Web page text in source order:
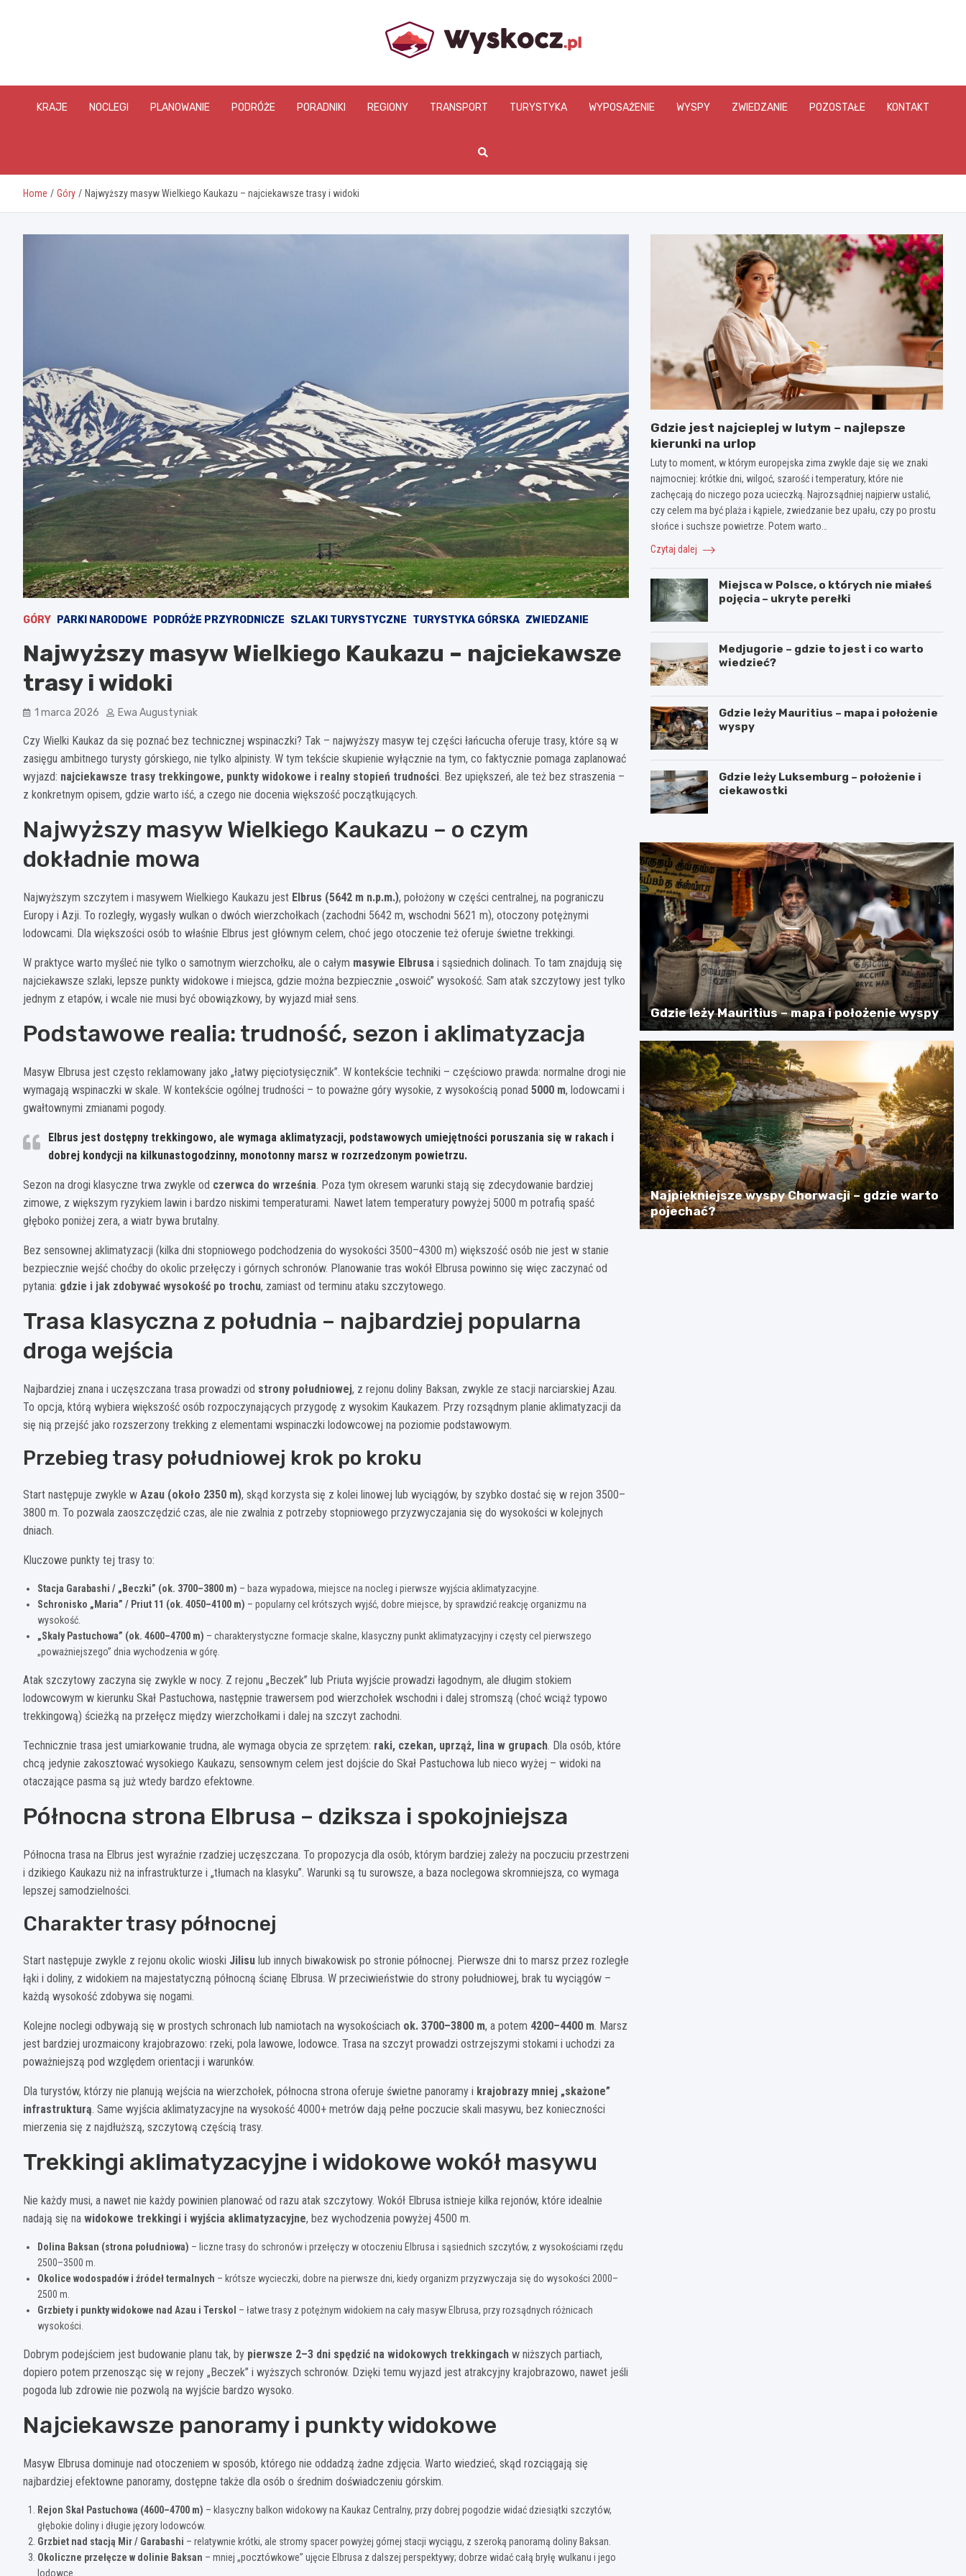
www.wyskocz.pl
KRAJE NOCLEGI PLANOWANIE PODRÓŻE PORADNIKI REGIONY TRANSPORT TURYSTYKA WYPOSAŻENIE WYSPY ZWIEDZANIE POZOSTAŁE KONTAKT
Home Góry Najwyższy masyw Wielkiego Kaukazu – najciekawsze trasy i widoki
GÓRY PARKI NARODOWE PODRÓŻE PRZYRODNICZE SZLAKI TURYSTYCZNE TURYSTYKA GÓRSKA ZWIEDZANIE
Najwyższy masyw Wielkiego Kaukazu – najciekawsze
trasy i widoki
1 marca 2026 Ewa Augustyniak
Czy Wielki Kaukaz da się poznać bez technicznej wspinaczki? Tak – najwyższy masyw tej części łańcucha oferuje trasy, które są w
zasięgu ambitnego turysty górskiego, nie tylko alpinisty. W tym tekście skupienie wyłącznie na tym, co faktycznie pomaga zaplanować
wyjazd: najciekawsze trasy trekkingowe, punkty widokowe i realny stopień trudności. Bez upiększeń, ale też bez straszenia –
z konkretnym opisem, gdzie warto iść, a czego nie docenia większość początkujących.
Najwyższy masyw Wielkiego Kaukazu – o czym
dokładnie mowa
Najwyższym szczytem i masywem Wielkiego Kaukazu jest Elbrus (5642 m n.p.m.), położony w części centralnej, na pograniczu
Europy i Azji. To rozległy, wygasły wulkan o dwóch wierzchołkach (zachodni 5642 m, wschodni 5621 m), otoczony potężnymi
lodowcami. Dla większości osób to właśnie Elbrus jest głównym celem, choć jego otoczenie też oferuje świetne trekkingi.
W praktyce warto myśleć nie tylko o samotnym wierzchołku, ale o całym masywie Elbrusa i sąsiednich dolinach. To tam znajdują się
najciekawsze szlaki, lepsze punkty widokowe i miejsca, gdzie można bezpiecznie „oswoić” wysokość. Sam atak szczytowy jest tylko
jednym z etapów, i wcale nie musi być obowiązkowy, by wyjazd miał sens.
Podstawowe realia: trudność, sezon i aklimatyzacja
Masyw Elbrusa jest często reklamowany jako „łatwy pięciotysięcznik”. W kontekście techniki – częściowo prawda: normalne drogi nie
wymagają wspinaczki w skale. W kontekście ogólnej trudności – to poważne góry wysokie, z wysokością ponad 5000 m, lodowcami i
gwałtownymi zmianami pogody.
Elbrus jest dostępny trekkingowo, ale wymaga aklimatyzacji, podstawowych umiejętności poruszania się w rakach i
dobrej kondycji na kilkunastogodzinny, monotonny marsz w rozrzedzonym powietrzu.
Sezon na drogi klasyczne trwa zwykle od czerwca do września. Poza tym okresem warunki stają się zdecydowanie bardziej
zimowe, z większym ryzykiem lawin i bardzo niskimi temperaturami. Nawet latem temperatury powyżej 5000 m potrafią spaść
głęboko poniżej zera, a wiatr bywa brutalny.
Bez sensownej aklimatyzacji (kilka dni stopniowego podchodzenia do wysokości 3500–4300 m) większość osób nie jest w stanie
bezpiecznie wejść choćby do okolic przełęczy i górnych schronów. Planowanie tras wokół Elbrusa powinno się więc zaczynać od
pytania: gdzie i jak zdobywać wysokość po trochu, zamiast od terminu ataku szczytowego.
Trasa klasyczna z południa – najbardziej popularna
droga wejścia
Najbardziej znana i uczęszczana trasa prowadzi od strony południowej, z rejonu doliny Baksan, zwykle ze stacji narciarskiej Azau.
To opcja, którą wybiera większość osób rozpoczynających przygodę z wysokim Kaukazem. Przy rozsądnym planie aklimatyzacji da
się nią przejść jako rozszerzony trekking z elementami wspinaczki lodowcowej na poziomie podstawowym.
Przebieg trasy południowej krok po kroku
Start następuje zwykle w Azau (około 2350 m), skąd korzysta się z kolei linowej lub wyciągów, by szybko dostać się w rejon 3500–
3800 m. To pozwala zaoszczędzić czas, ale nie zwalnia z potrzeby stopniowego przyzwyczajania się do wysokości w kolejnych
dniach.
Kluczowe punkty tej trasy to:
Stacja Garabashi / „Beczki” (ok. 3700–3800 m) – baza wypadowa, miejsce na nocleg i pierwsze wyjścia aklimatyzacyjne.
Schronisko „Maria” / Priut 11 (ok. 4050–4100 m) – popularny cel krótszych wyjść, dobre miejsce, by sprawdzić reakcję organizmu na
wysokość.
„Skały Pastuchowa” (ok. 4600–4700 m) – charakterystyczne formacje skalne, klasyczny punkt aklimatyzacyjny i częsty cel pierwszego
„poważniejszego” dnia wychodzenia w górę.
Atak szczytowy zaczyna się zwykle w nocy. Z rejonu „Beczek” lub Priuta wyjście prowadzi łagodnym, ale długim stokiem
lodowcowym w kierunku Skał Pastuchowa, następnie trawersem pod wierzchołek wschodni i dalej stromszą (choć wciąż typowo
trekkingową) ścieżką na przełęcz między wierzchołkami i dalej na szczyt zachodni.
Technicznie trasa jest umiarkowanie trudna, ale wymaga obycia ze sprzętem: raki, czekan, uprząż, lina w grupach. Dla osób, które
chcą jedynie zakosztować wysokiego Kaukazu, sensownym celem jest dojście do Skał Pastuchowa lub nieco wyżej – widoki na
otaczające pasma są już wtedy bardzo efektowne.
Północna strona Elbrusa – dziksza i spokojniejsza
Północna trasa na Elbrus jest wyraźnie rzadziej uczęszczana. To propozycja dla osób, którym bardziej zależy na poczuciu przestrzeni
i dzikiego Kaukazu niż na infrastrukturze i „tłumach na klasyku”. Warunki są tu surowsze, a baza noclegowa skromniejsza, co wymaga
lepszej samodzielności.
Charakter trasy północnej
Start następuje zwykle z rejonu okolic wioski Jilisu lub innych biwakowisk po stronie północnej. Pierwsze dni to marsz przez rozległe
łąki i doliny, z widokiem na majestatyczną północną ścianę Elbrusa. W przeciwieństwie do strony południowej, brak tu wyciągów –
każdą wysokość zdobywa się nogami.
Kolejne noclegi odbywają się w prostych schronach lub namiotach na wysokościach ok. 3700–3800 m, a potem 4200–4400 m. Marsz
jest bardziej urozmaicony krajobrazowo: rzeki, pola lawowe, lodowce. Trasa na szczyt prowadzi ostrzejszymi stokami i uchodzi za
poważniejszą pod względem orientacji i warunków.
Dla turystów, którzy nie planują wejścia na wierzchołek, północna strona oferuje świetne panoramy i krajobrazy mniej „skażone”
infrastrukturą. Same wyjścia aklimatyzacyjne na wysokość 4000+ metrów dają pełne poczucie skali masywu, bez konieczności
mierzenia się z najdłuższą, szczytową częścią trasy.
Trekkingi aklimatyzacyjne i widokowe wokół masywu
Nie każdy musi, a nawet nie każdy powinien planować od razu atak szczytowy. Wokół Elbrusa istnieje kilka rejonów, które idealnie
nadają się na widokowe trekkingi i wyjścia aklimatyzacyjne, bez wychodzenia powyżej 4500 m.
Dolina Baksan (strona południowa) – liczne trasy do schronów i przełęczy w otoczeniu Elbrusa i sąsiednich szczytów, z wysokościami rzędu
2500–3500 m.
Okolice wodospadów i źródeł termalnych – krótsze wycieczki, dobre na pierwsze dni, kiedy organizm przyzwyczaja się do wysokości 2000–
2500 m.
Grzbiety i punkty widokowe nad Azau i Terskol – łatwe trasy z potężnym widokiem na cały masyw Elbrusa, przy rozsądnych różnicach
wysokości.
Dobrym podejściem jest budowanie planu tak, by pierwsze 2–3 dni spędzić na widokowych trekkingach w niższych partiach,
dopiero potem przenosząc się w rejony „Beczek” i wyższych schronów. Dzięki temu wyjazd jest atrakcyjny krajobrazowo, nawet jeśli
pogoda lub zdrowie nie pozwolą na wyjście bardzo wysoko.
Najciekawsze panoramy i punkty widokowe
Masyw Elbrusa dominuje nad otoczeniem w sposób, którego nie oddadzą żadne zdjęcia. Warto wiedzieć, skąd rozciągają się
najbardziej efektowne panoramy, dostępne także dla osób o średnim doświadczeniu górskim.
Rejon Skał Pastuchowa (4600–4700 m) – klasyczny balkon widokowy na Kaukaz Centralny, przy dobrej pogodzie widać dziesiątki szczytów,
głębokie doliny i długie jęzory lodowców.
Grzbiet nad stacją Mir / Garabashi – relatywnie krótki, ale stromy spacer powyżej górnej stacji wyciągu, z szeroką panoramą doliny Baksan.
Okoliczne przełęcze w dolinie Baksan – mniej „pocztówkowe” ujęcie Elbrusa z dalszej perspektywy; dobrze widać całą bryłę wulkanu i jego
lodowce.
Gdzie jest najcieplej w lutym – najlepsze
kierunki na urlop
Luty to moment, w którym europejska zima zwykle daje się we znaki
najmocniej: krótkie dni, wilgoć, szarość i temperatury, które nie
zachęcają do niczego poza ucieczką. Najrozsądniej najpierw ustalić,
czy celem ma być plaża i kąpiele, zwiedzanie bez upału, czy po prostu
słońce i suchsze powietrze. Potem warto…
Czytaj dalej
Miejsca w Polsce, o których nie miałeś
pojęcia – ukryte perełki
Medjugorie – gdzie to jest i co warto
wiedzieć?
Gdzie leży Mauritius – mapa i położenie
wyspy
Gdzie leży Luksemburg – położenie i
ciekawostki
Gdzie leży Mauritius – mapa i położenie wyspy
Najpiękniejsze wyspy Chorwacji – gdzie warto
pojechać?